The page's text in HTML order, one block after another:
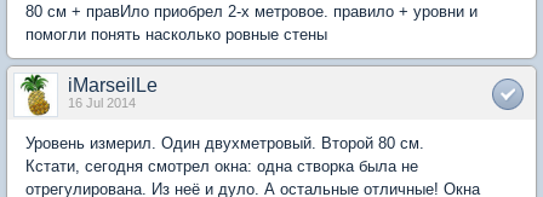
80 см + правИло приобрел 2-х метровое. правило + уровни и
помогли понять насколько ровные стены
iMarseilLe
16 Jul 2014
Уровень измерил. Один двухметровый. Второй 80 см.
Кстати, сегодня смотрел окна: одна створка была не
отрегулирована. Из неё и дуло. А остальные отличные! Окна